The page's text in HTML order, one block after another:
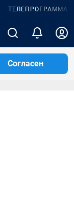
ТЕЛЕПРОГРАММА
Согласен